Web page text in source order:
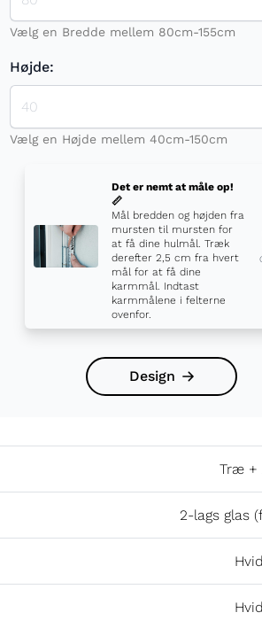
Vælg en Bredde mellem 80cm-155cm
Højde:
Vælg en Højde mellem 40cm-150cm
Det er nemt at måle op!
📏
Mål bredden og højden fra
mursten til mursten for
at få dine hulmål. Træk
derefter 2,5 cm fra hvert
mål for at få dine
karmmål. Indtast
karmmålene i felterne
ovenfor.
Design
Træ +
2-lags glas